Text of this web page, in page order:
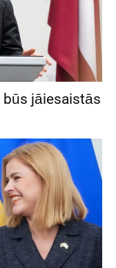
būs jāiesaistās